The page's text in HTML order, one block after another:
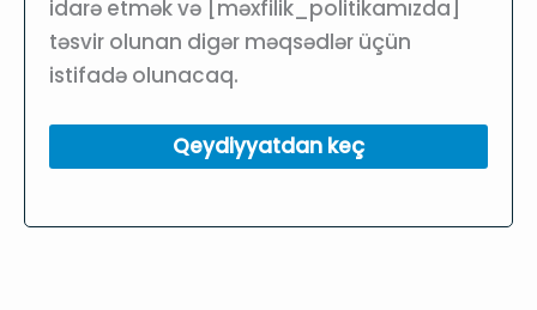
idarə etmək və [məxfilik_politikamızda]
təsvir olunan digər məqsədlər üçün
istifadə olunacaq.
Qeydiyyatdan keç